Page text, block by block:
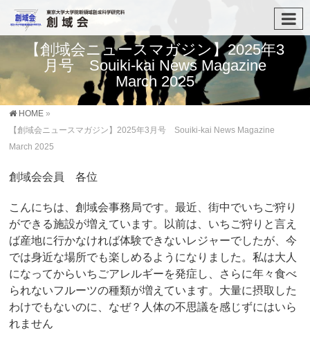
【創域会ニュースマガジン】2025年3
月号 Souiki-kai News Magazine
March 2025
HOME »
【創域会ニュースマガジン】2025年3月号 Souiki-kai News Magazine
March 2025
創域会会員 各位
こんにちは、創域会事務局です。最近、街中でいちご狩り
ができる施設が増えています。以前は、いちご狩りと言え
ば産地に行かなければ体験できないレジャーでしたが、今
では身近な場所でも楽しめるようになりました。私は大人
になってからいちごアレルギーを発症し、さらに年々食べ
られないフルーツの種類が増えています。大量に摂取した
わけでもないのに、なぜ？人体の不思議を感じずにはいら
れません